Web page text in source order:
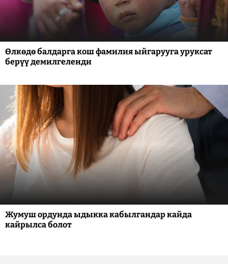
Өлкөдө балдарга кош фамилия ыйгарууга уруксат
берүү демилгеленди
Жумуш ордунда ыдыкка кабылгандар кайда
кайрылса болот